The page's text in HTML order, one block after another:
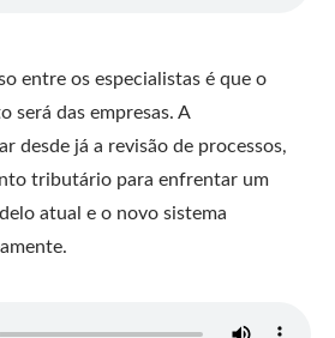
entre os especialistas é que o
será das empresas. A
desde já a revisão de processos,
tributário para enfrentar um
atual e o novo sistema